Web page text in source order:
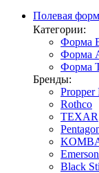
Полевая
Категории:
Форма
Форма
Форма
Бренды:
Propper
Rothco
TEXAR
Black